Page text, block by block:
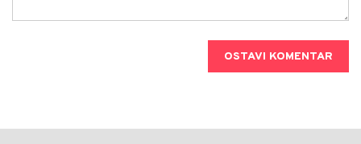
OSTAVI KOMENTAR